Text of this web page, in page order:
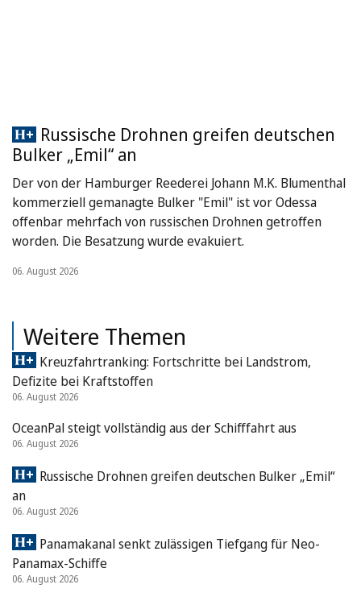
Russische Drohnen greifen deutschen
Bulker „Emil“ an
Der von der Hamburger Reederei Johann M.K. Blumenthal
kommerziell gemanagte Bulker "Emil" ist vor Odessa
offenbar mehrfach von russischen Drohnen getroffen
worden. Die Besatzung wurde evakuiert.
06. August 2026
Weitere Themen
Kreuzfahrtranking: Fortschritte bei Landstrom,
Defizite bei Kraftstoffen
06. August 2026
OceanPal steigt vollständig aus der Schifffahrt aus
06. August 2026
Russische Drohnen greifen deutschen Bulker „Emil“
an
06. August 2026
Panamakanal senkt zulässigen Tiefgang für Neo-
Panamax-Schiffe
06. August 2026